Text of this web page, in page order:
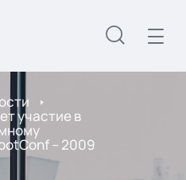
участие в
– 2009